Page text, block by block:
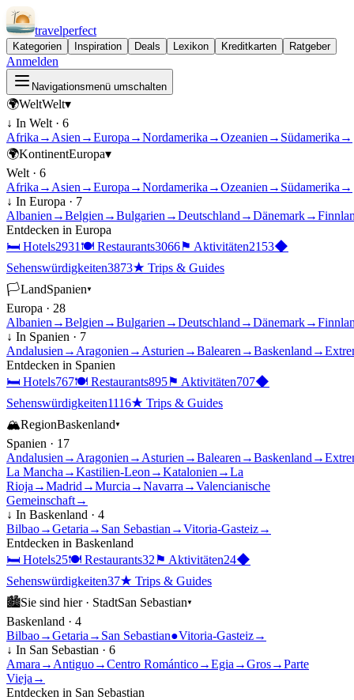
travelperfect
Kategorien Inspiration Deals Lexikon Kreditkarten Ratgeber
Anmelden
Navigationsmenü umschalten
🌍WeltWelt▾
↓ In Welt · 6
Afrika → Asien →Europa →Nordamerika →Ozeanien → Südamerika →
🌍KontinentEuropa▾
Welt · 6
Afrika → Asien →Europa →Nordamerika →Ozeanien → Südamerika →
↓ In Europa · 7
Albanien →Belgien →Bulgarien →Deutschland →Dänemark→
Entdecken in Europa
🛏 Hotels2931 🍽 Restaurants3066⚑ Aktivitäten2153◆
Sehenswürdigkeiten3873★ Trips & Guides
🏳LandSpanien▾
Europa · 28
Albanien →Belgien →Bulgarien →Deutschland →Dänemark→
↓ In Spanien · 7
Andalusien → Aragonien → Asturien →Balearen →Baskenland →
Entdecken in Spanien
🛏 Hotels767🍽 Restaurants895⚑ Aktivitäten707◆
Sehenswürdigkeiten1116★ Trips & Guides
🏔RegionBaskenland▾
Spanien · 17
Andalusien → Aragonien → Asturien →Balearen →Baskenland →
La Mancha →Kastilien-Leon →Katalonien →La
Rioja →Madrid →Murcia →Navarra →Valencianische
Gemeinschaft→
↓ In Baskenland · 4
Bilbao→Getaria → San Sebastian →Vitoria-Gasteiz→
Entdecken in Baskenland
🛏 Hotels25🍽 Restaurants32⚑ Aktivitäten24◆
Sehenswürdigkeiten37★ Trips & Guides
🏙Sie sind hier · StadtSan Sebastian▾
Baskenland · 4
Bilbao→Getaria → San Sebastian●Vitoria-Gasteiz→
↓ In San Sebastian · 6
Amara → Antiguo→Centro Romántico→Egia →Gros→Parte
Vieja →
Entdecken in San Sebastian